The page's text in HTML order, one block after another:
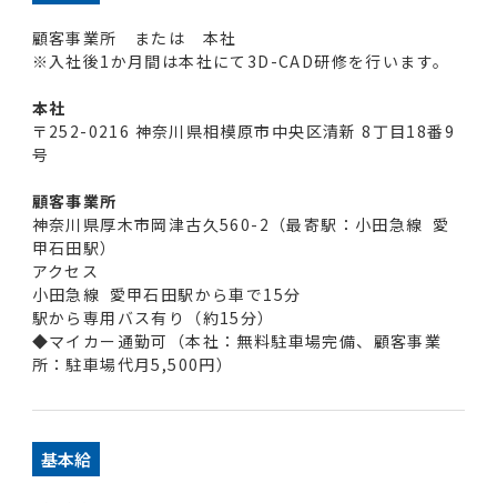
顧客事業所 または 本社
※入社後1か月間は本社にて3D-CAD研修を行います。
本社
〒252-0216 神奈川県相模原市中央区清新 8丁目18番9
号
顧客事業所
神奈川県厚木市岡津古久560-2（最寄駅：小田急線 愛
甲石田駅）
アクセス
小田急線 愛甲石田駅から車で15分
駅から専用バス有り（約15分）
◆マイカー通勤可（本社：無料駐車場完備、顧客事業
所：駐車場代月5,500円）
基本給